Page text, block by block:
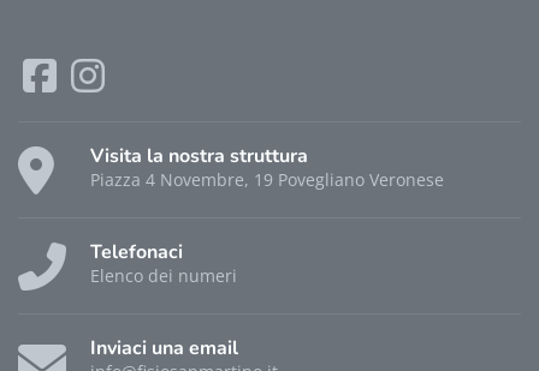
Visita la nostra struttura
Piazza 4 Novembre, 19 Povegliano Veronese
Telefonaci
Elenco dei numeri
Inviaci una email